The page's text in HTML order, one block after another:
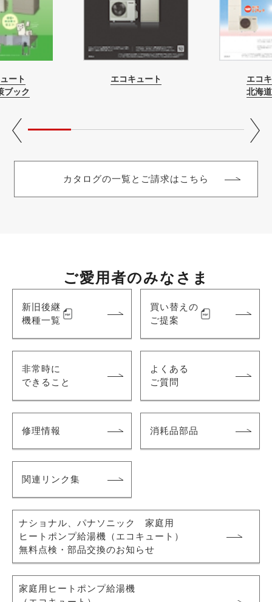
ート
ブック
エコキュート
エコ
北海
カタログの一覧とご請求はこちら
ご愛用者のみなさま
新旧後継
機種一覧
買い替えの
ご提案
非常時に
できること
よくある
ご質問
修理情報 消耗品部品
関連リンク集
ナショナル、パナソニック 家庭用
ヒートポンプ給湯機 （エコキュート）
無料点検・部品交換のお知らせ
家庭用ヒートポンプ給湯機